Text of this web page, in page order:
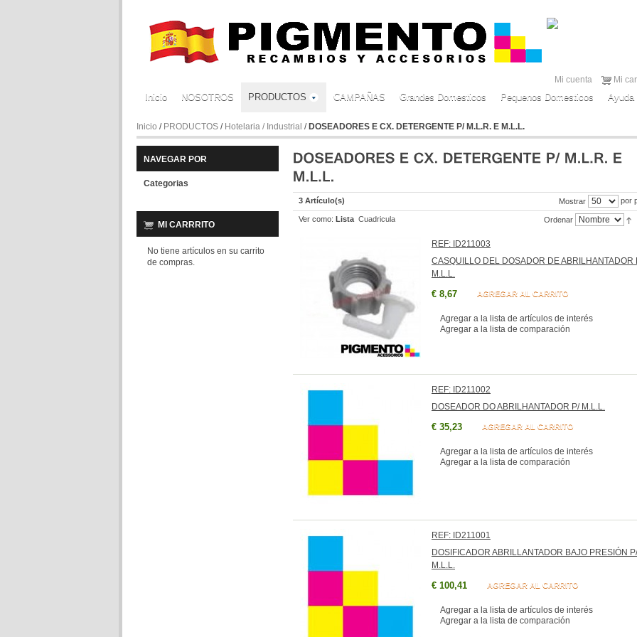
Mi cuenta Mi
Inicio NOSOTROS PRODUCTOS CAMPAÑAS Grandes Domesticos Pequenos Domesticos Ayuda
Inicio / PRODUCTOS / Hotelaria / Industrial / DOSEADORES E CX. DETERGENTE P/ M.L.R. E M.L.L.
NAVEGAR POR
Categorias
MI CARRRITO
No tiene artículos en su carrito
de compras.
3 Artículo(s) Mostrar por
Ver como: Lista Cuadricula Ordenar
REF: ID211003
CASQUILLO DEL DOSADOR DE ABRILHANTADOR
M.L.L.
€ 8,67 AGREGAR AL CARRITO
Agregar a la lista de artículos de interés
Agregar a la lista de comparación
REF: ID211002
DOSEADOR DO ABRILHANTADOR P/ M.L.L.
€ 35,23 AGREGAR AL CARRITO
Agregar a la lista de artículos de interés
Agregar a la lista de comparación
REF: ID211001
DOSIFICADOR ABRILLANTADOR BAJO PRESIÓN P/
M.L.L.
€ 100,41 AGREGAR AL CARRITO
Agregar a la lista de artículos de interés
Agregar a la lista de comparación